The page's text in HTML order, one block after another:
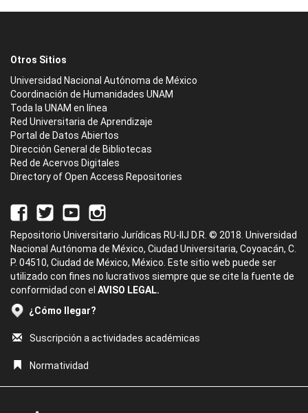
Otros Sitios
Universidad Nacional Autónoma de México
Coordinación de Humanidades UNAM
Toda la UNAM en línea
Red Universitaria de Aprendizaje
Portal de Datos Abiertos
Dirección General de Bibliotecas
Red de Acervos Digitales
Directory of Open Access Repositories
Repositorio Universitario Jurídicas RU-IIJ D.R. © 2018. Universidad
Nacional Autónoma de México, Ciudad Universitaria, Coyoacán, C.
P. 04510, Ciudad de México, México. Este sitio web puede ser
utilizado con fines no lucrativos siempre que se cite la fuente de
conformidad con el AVISO LEGAL.
¿Cómo llegar?
Suscripción a actividades académicas
Normatividad